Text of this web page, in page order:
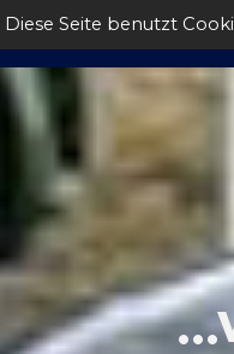
Diese Seite benutzt